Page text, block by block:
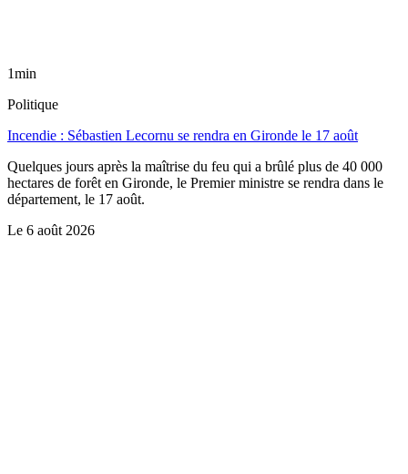
1min
Politique
Incendie : Sébastien Lecornu se rendra en Gironde le 17 août
Quelques jours après la maîtrise du feu qui a brûlé plus de 40 000
hectares de forêt en Gironde, le Premier ministre se rendra dans le
département, le 17 août.
Le 6 août 2026